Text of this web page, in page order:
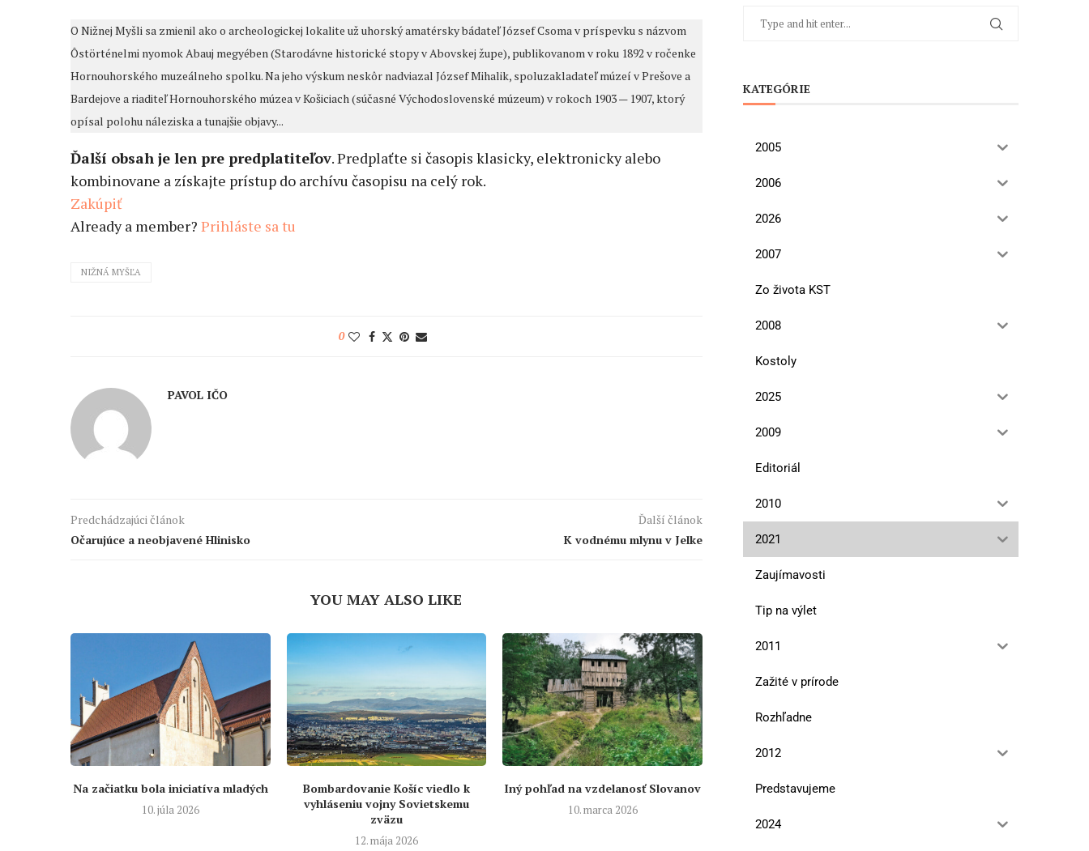
O Nižnej Myšli sa zmienil ako o archeologickej lokalite už uhorský amatérsky bádateľ József Csoma v príspevku s názvom
Ôstörténelmi nyomok Abauj megyében (Starodávne historické stopy v Abovskej župe), publikovanom v roku 1892 v ročenke
Hornouhorského muzeálneho spolku. Na jeho výskum neskôr nadviazal József Mihalik, spoluzakladateľ múzeí v Prešove a
Bardejove a riaditeľ Hornouhorského múzea v Košiciach (súčasné Východoslovenské múzeum) v rokoch 1903 — 1907, ktorý
opísal polohu náleziska a tunajšie objavy...
Ďalší obsah je len pre predplatiteľov. Predplaťte si časopis klasicky, elektronicky alebo
kombinovane a získajte prístup do archívu časopisu na celý rok.
Zakúpiť
Already a member? Prihláste sa tu
NIŽNÁ MYŠĽA
0
PAVOL IČO
Predchádzajúci článok
Očarujúce a neobjavené Hlinisko
Ďalší článok
K vodnému mlynu v Jelke
YOU MAY ALSO LIKE
Na začiatku bola iniciatíva mladých
10. júla 2026
Bombardovanie Košíc viedlo k
vyhláseniu vojny Sovietskemu
zväzu
12. mája 2026
Iný pohľad na vzdelanosť Slovanov
10. marca 2026
Čadca a deti vojny
KATEGÓRIE
2005
2006
2026
2007
Zo života KST
2008
Kostoly
2025
2009
Editoriál
2010
2021
Zaujímavosti
Tip na výlet
2011
Zažité v prírode
Rozhľadne
2012
Predstavujeme
2024